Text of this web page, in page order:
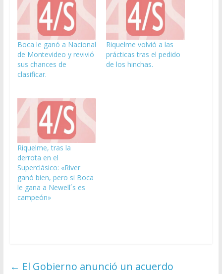
Boca le ganó a Nacional
de Montevideo y revivió
sus chances de
clasificar.
Riquelme volvió a las
prácticas tras el pedido
de los hinchas.
Riquelme, tras la
derrota en el
Superclásico: «River
ganó bien, pero si Boca
le gana a Newell´s es
campeón»
← El Gobierno anunció un acuerdo